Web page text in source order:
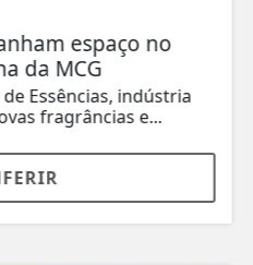
espaço no
da MCG
Essências, indústria
fragrâncias e...